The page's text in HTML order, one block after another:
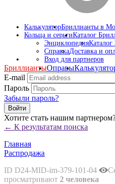
КалькуляторБриллианты в
Кольца и серьгиКаталог
Энциклопедия
СправкаДоставка и
Вход для партнеров
БриллиантыОправы
E-mail
Пароль
Забыли пароль?
Войти
Хотите стать нашим
← К результатам поиска
Главная
Распродажа
ID D24-MID-im-379-101-04
просматривают 2 человека